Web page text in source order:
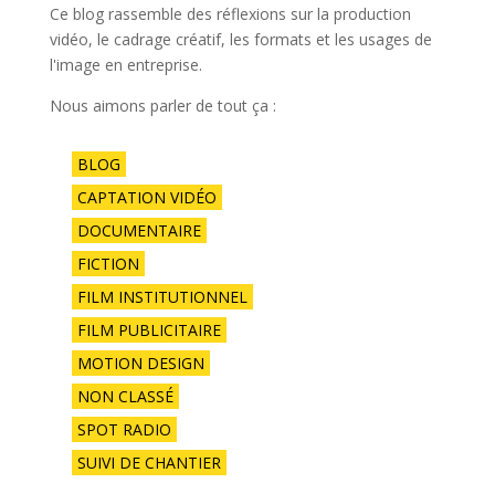
Ce blog rassemble des réflexions sur la production
vidéo, le cadrage créatif, les formats et les usages de
l'image en entreprise.
Nous aimons parler de tout ça :
BLOG
CAPTATION VIDÉO
DOCUMENTAIRE
FICTION
FILM INSTITUTIONNEL
FILM PUBLICITAIRE
MOTION DESIGN
NON CLASSÉ
SPOT RADIO
SUIVI DE CHANTIER